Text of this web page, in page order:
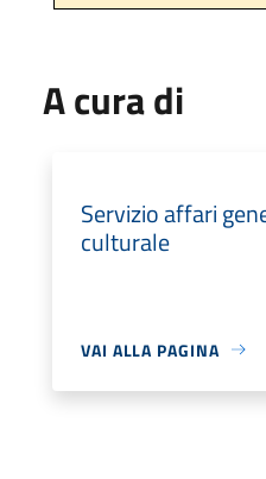
A cura di
Servizio affari
culturale
VAI ALLA PAGINA